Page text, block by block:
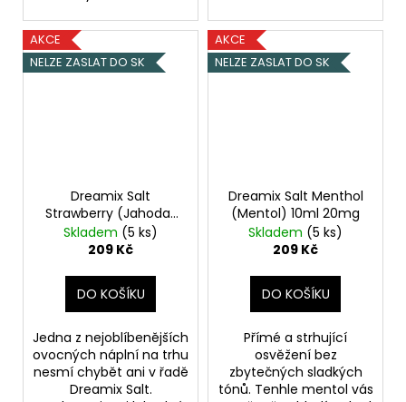
AKCE
NELZE ZASLAT DO SK
Dreamix Salt
Strawberry (Jahoda)
10ml 20mg
Skladem (5 ks)
209 Kč
DO KOŠÍKU
Jedna z nejoblíbenějších
ovocných náplní na trhu
nesmí chybět ani v řadě
Dreamix Salt.
AKCE
NELZE ZASLAT DO SK
Dreamix Salt Menthol
(Mentol) 10ml 20mg
Skladem (5 ks)
209 Kč
DO KOŠÍKU
Přímé a strhující
osvěžení bez
zbytečných sladkých
tónů. Tenhle mentol vás